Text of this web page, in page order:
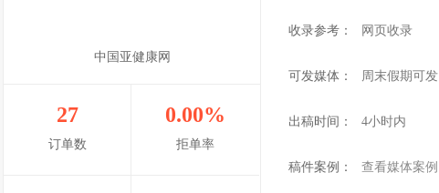
中国亚健康网
27
订单数
0.00%
拒单率
收录参考： 网页收录
可发媒体： 周末假期可发
出稿时间： 4小时内
稿件案例： 查看媒体案例